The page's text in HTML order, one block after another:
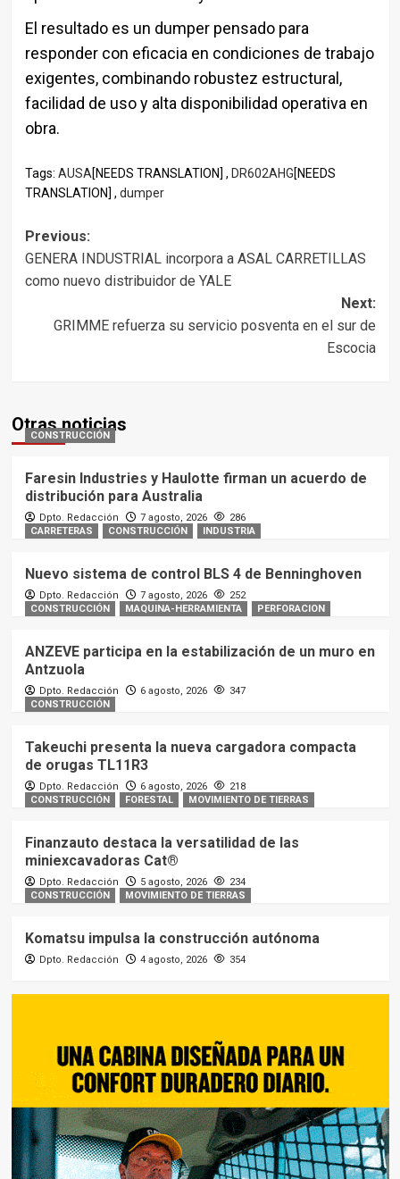
El resultado es un dumper pensado para
responder con eficacia en condiciones de trabajo
exigentes, combinando robustez estructural,
facilidad de uso y alta disponibilidad operativa en
obra.
Tags: AUSA[NEEDS TRANSLATION] , DR602AHG[NEEDS
TRANSLATION] , dumper
Post
navigation
Previous:
GENERA INDUSTRIAL incorpora a ASAL CARRETILLAS
como nuevo distribuidor de YALE
Next:
GRIMME refuerza su servicio posventa en el sur de
Escocia
Otras noticias
CONSTRUCCIÓN
Faresin Industries y Haulotte firman un acuerdo de
distribución para Australia
Dpto. Redacción 7 agosto, 2026
286
CARRETERAS
CONSTRUCCIÓN INDUSTRIA
Nuevo sistema de control BLS 4 de Benninghoven
Dpto. Redacción 7 agosto, 2026
252
CONSTRUCCIÓN
MAQUINA-HERRAMIENTA PERFORACION
ANZEVE participa en la estabilización de un muro en
Antzuola
Dpto. Redacción 6 agosto, 2026
347
CONSTRUCCIÓN
Takeuchi presenta la nueva cargadora compacta
de orugas TL11R3
Dpto. Redacción 6 agosto, 2026
218
CONSTRUCCIÓN
FORESTAL MOVIMIENTO DE TIERRAS
Finanzauto destaca la versatilidad de las
miniexcavadoras Cat®
Dpto. Redacción 5 agosto, 2026
234
CONSTRUCCIÓN
MOVIMIENTO DE TIERRAS
Komatsu impulsa la construcción autónoma
Dpto. Redacción 4 agosto, 2026 354